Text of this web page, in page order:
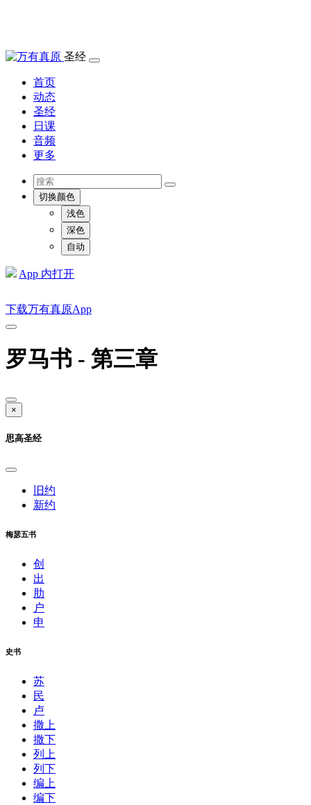
圣经
首页
动态
圣经
日课
音频
更多
切换颜色
浅色
深色
自动
App 内打开
下载万有真原App
罗马书 - 第三章
×
思高圣经
旧约
新约
梅瑟五书
创
出
肋
户
申
史书
苏
民
卢
撒上
撒下
列上
列下
编上
编下